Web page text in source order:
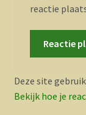
reactie
Deze site
Bekijk hoe je